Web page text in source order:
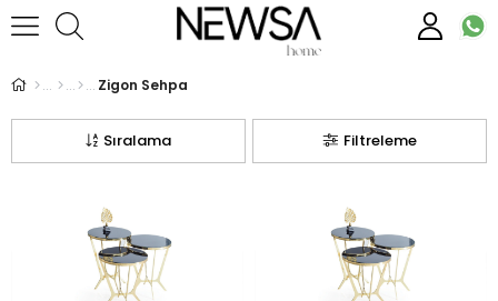
Zigon Sehpa
Filtreleme
Sıralama